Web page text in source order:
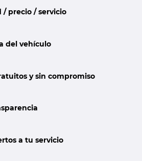
/ precio / servicio
del vehículo
y sin compromiso
a tu servicio